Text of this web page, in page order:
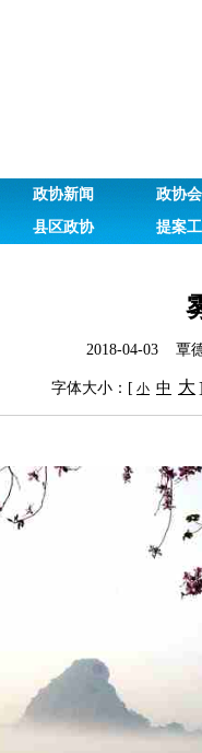
政协新闻
政协
县区政协 提案
2018-04-03 覃
字体大小：[ 小 中 大